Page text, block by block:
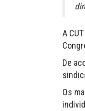
A
De
Os